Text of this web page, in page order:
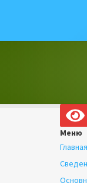
Меню